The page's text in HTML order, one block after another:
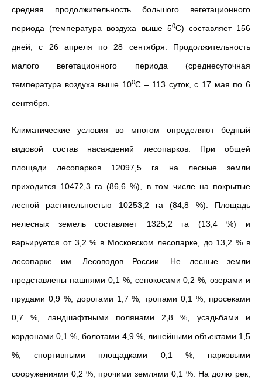
средняя продолжительность большого вегетационного
периода (температура воздуха выше 50С) составляет 156
дней, с 26 апреля по 28 сентября. Продолжительность
малого вегетационного периода (среднесуточная
температура воздуха выше 100С – 113 суток, с 17 мая по 6
сентября.
Климатические условия во многом определяют бедный
видовой состав насаждений лесопарков. При общей
площади лесопарков 12097,5 га на лесные земли
приходится 10472,3 га (86,6 %), в том числе на покрытые
лесной растительностью 10253,2 га (84,8 %). Площадь
нелесных земель составляет 1325,2 га (13,4 %) и
варьируется от 3,2 % в Московском лесопарке, до 13,2 % в
лесопарке им. Лесоводов России. Не лесные земли
представлены пашнями 0,1 %, сенокосами 0,2 %, озерами и
прудами 0,9 %, дорогами 1,7 %, тропами 0,1 %, просеками
0,7 %, ландшафтными полянами 2,8 %, усадьбами и
кордонами 0,1 %, болотами 4,9 %, линейными объектами 1,5
%, спортивными площадками 0,1 %, парковыми
сооружениями 0,2 %, прочими землями 0,1 %. На долю рек,